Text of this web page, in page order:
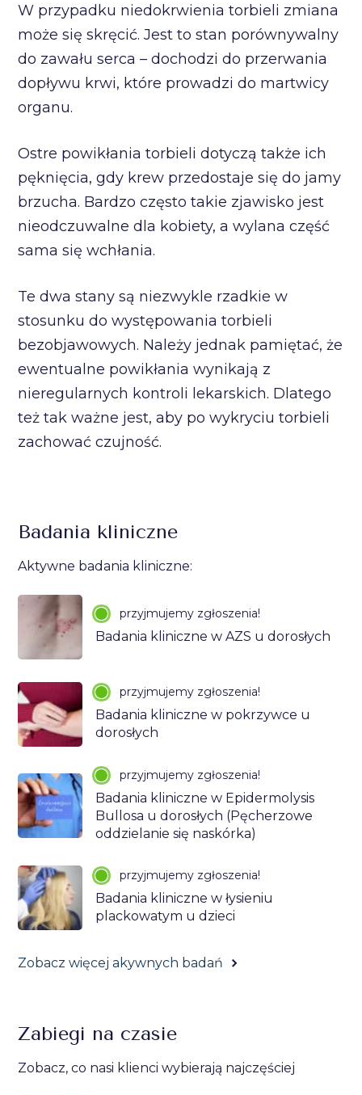
W przypadku niedokrwienia torbieli zmiana
może się skręcić. Jest to stan porównywalny
do zawału serca – dochodzi do przerwania
dopływu krwi, które prowadzi do martwicy
organu.
Ostre powikłania torbieli dotyczą także ich
pęknięcia, gdy krew przedostaje się do jamy
brzucha. Bardzo często takie zjawisko jest
nieodczuwalne dla kobiety, a wylana część
sama się wchłania.
Te dwa stany są niezwykle rzadkie w
stosunku do występowania torbieli
bezobjawowych. Należy jednak pamiętać, że
ewentualne powikłania wynikają z
nieregularnych kontroli lekarskich. Dlatego
też tak ważne jest, aby po wykryciu torbieli
zachować czujność.
Badania kliniczne
Aktywne badania kliniczne:
przyjmujemy zgłoszenia!
Badania kliniczne w AZS u dorosłych
przyjmujemy zgłoszenia!
Badania kliniczne w pokrzywce u
dorosłych
przyjmujemy zgłoszenia!
Badania kliniczne w Epidermolysis
Bullosa u dorosłych (Pęcherzowe
oddzielanie się naskórka)
przyjmujemy zgłoszenia!
Badania kliniczne w łysieniu
plackowatym u dzieci
Zobacz więcej akywnych badań
Zabiegi na czasie
Zobacz, co nasi klienci wybierają najczęściej